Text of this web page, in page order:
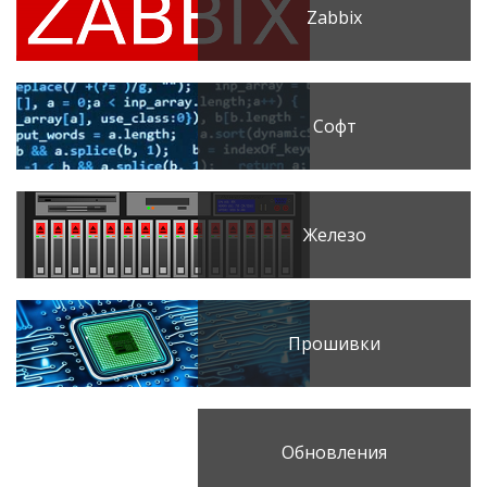
Zabbix
Софт
Железо
Прошивки
Обновления